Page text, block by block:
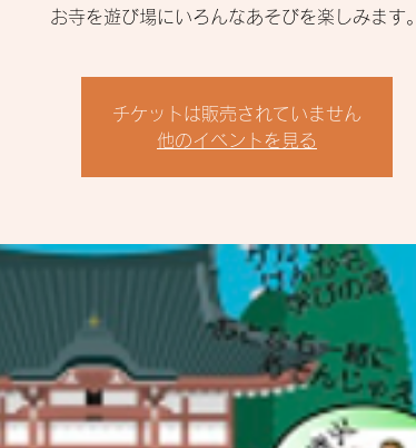
お寺を遊び場にいろんなあそびを楽しみます。
チケットは販売されていません
他のイベントを見る